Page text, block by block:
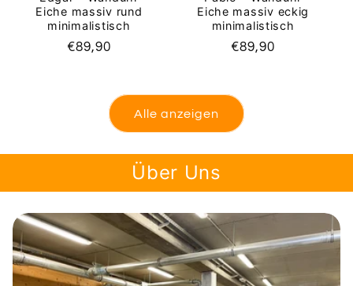
Eiche massiv rund
minimalistisch
Normaler
€89,90
Eiche massiv eckig
minimalistisch
Normaler
€89,90
Alle anzeigen
Über Uns